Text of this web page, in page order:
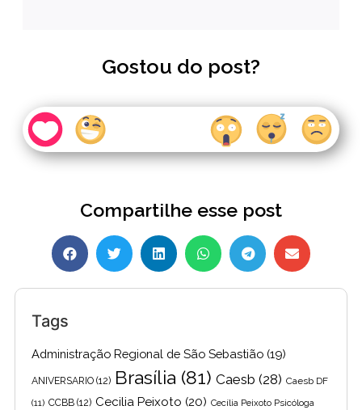
Gostou do post?
Compartilhe esse post
Tags
Administração Regional de São Sebastião (19)
ANIVERSARIO (12) Brasília (81) Caesb (28) Caesb DF
(11) CCBB (12) Cecilia Peixoto (20) Cecília Peixoto Psicóloga